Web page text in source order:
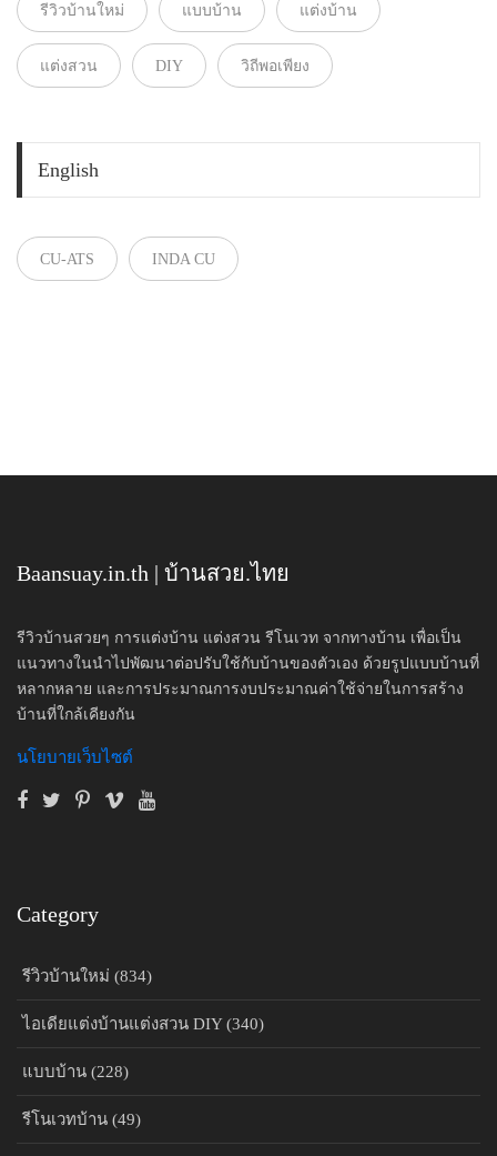
รีวิวบ้านใหม่ แบบบ้าน แต่งบ้าน
แต่งสวน DIY วิถีพอเพียง
English
CU-ATS INDA CU
Baansuay.in.th | บ้านสวย.ไทย
รีวิวบ้านสวยๆ การแต่งบ้าน แต่งสวน รีโนเวท จากทางบ้าน เพื่อเป็น
แนวทางในนำไปพัฒนาต่อปรับใช้กับบ้านของตัวเอง ด้วยรูปแบบบ้านที่
หลากหลาย และการประมาณการงบประมาณค่าใช้จ่ายในการสร้าง
บ้านที่ใกล้เคียงกัน
นโยบายเว็บไซต์
Category
รีวิวบ้านใหม่ (834)
ไอเดียแต่งบ้านแต่งสวน DIY (340)
แบบบ้าน (228)
รีโนเวทบ้าน (49)